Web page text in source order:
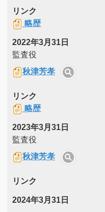
リンク
略歴
2022年3月31日
監査役
秋津芳孝
リンク
略歴
2023年3月31日
監査役
秋津芳孝
リンク
2024年3月31日